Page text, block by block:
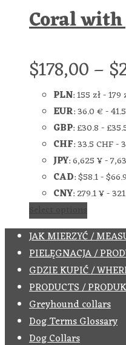
Coral
$178,00–$
PLN:155 zł-179
EUR:36.0 €-
GBP:£30.8-
CHF:33.5 CHF-
JPY:6,625 ¥-
CAD:$58.1-$66.9
CNY:279.1 ¥-
JAK MIERZYĆ /
PIELĘGNACJA /
GDZIE KUPIĆ /
PRODUCTS /
Greyhound collars
Dog Terms Glossary
Dog Collars